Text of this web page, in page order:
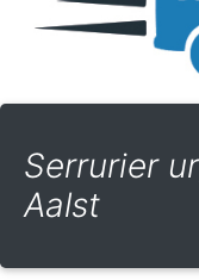
Serrurier
Aalst